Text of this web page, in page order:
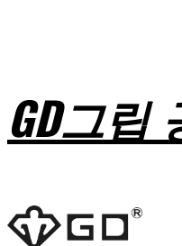
GD그립